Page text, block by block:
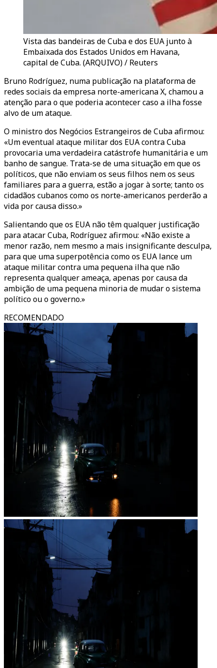
Vista das bandeiras de Cuba e dos EUA junto à
Embaixada dos Estados Unidos em Havana,
capital de Cuba. (ARQUIVO) / Reuters
Bruno Rodríguez, numa publicação na plataforma de
redes sociais da empresa norte-americana X, chamou a
atenção para o que poderia acontecer caso a ilha fosse
alvo de um ataque.
O ministro dos Negócios Estrangeiros de Cuba afirmou:
«Um eventual ataque militar dos EUA contra Cuba
provocaria uma verdadeira catástrofe humanitária e um
banho de sangue. Trata-se de uma situação em que os
políticos, que não enviam os seus filhos nem os seus
familiares para a guerra, estão a jogar à sorte; tanto os
cidadãos cubanos como os norte-americanos perderão a
vida por causa disso.»
Salientando que os EUA não têm qualquer justificação
para atacar Cuba, Rodríguez afirmou: «Não existe a
menor razão, nem mesmo a mais insignificante desculpa,
para que uma superpotência como os EUA lance um
ataque militar contra uma pequena ilha que não
representa qualquer ameaça, apenas por causa da
ambição de uma pequena minoria de mudar o sistema
político ou o governo.»
RECOMENDADO